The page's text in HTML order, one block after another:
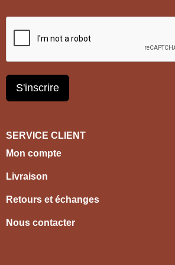
S'inscrire
SERVICE CLIENT
Mon compte
Livraison
Retours et échanges
Nous contacter